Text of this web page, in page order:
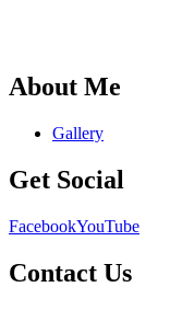
About Me
Gallery
Get Social
FacebookYouTube
Contact Us